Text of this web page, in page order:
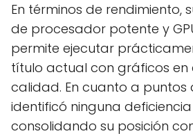
En términos de rendimiento,
de procesador potente y
permite ejecutar
título actual con gráficos en
calidad. En cuanto a puntos
identificó ninguna
consolidando su posición